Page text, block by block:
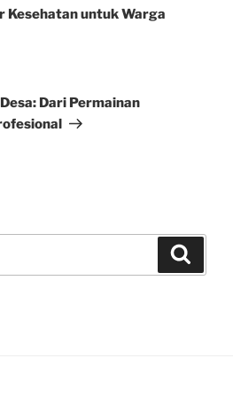
Kesehatan untuk Warga
Dari Permainan